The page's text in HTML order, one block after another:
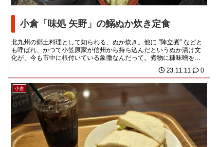
小倉「味処 矢野」の鰯ぬか炊き定食
北九州の郷土料理として知られる、ぬか炊き。他に ”陣立煮” などと
も呼ばれ、かつて小笠原家が信州から持ち込んだというぬか漬け文
化が、今も市中に根付いている象徴なんだって。煮物に糠味噌を加
23.11.11 0
小倉